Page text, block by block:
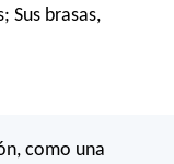
Sus brasas,
como una